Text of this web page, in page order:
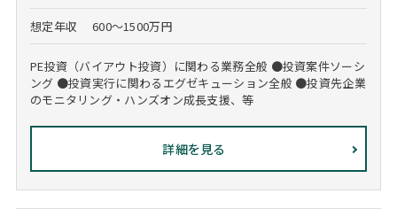
想定年収 600～1500万円
PE投資（バイアウト投資）に関わる業務全般 ●投資案件ソーシ
ング ●投資実行に関わるエグゼキューション全般 ●投資先企業
のモニタリング・ハンズオン成長支援、等
詳細を見る